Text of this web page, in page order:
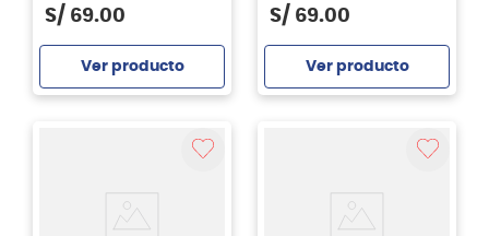
S/ 69.00
Ver producto
S/ 69.00
Ver producto